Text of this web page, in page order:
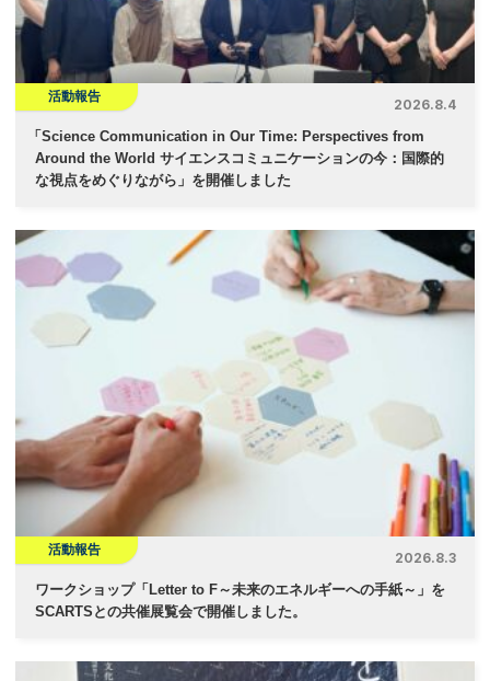
活動報告
2026.8.4
「 Science Communication in Our Time: Perspectives from
Around the World サイエンスコミュニケーションの今：国際的
な視点をめぐりながら」を開催しました
活動報告
2026.8.3
ワークショップ「Letter to F～未来のエネルギーへの手紙～」を
SCARTSとの共催展覧会で開催しました。